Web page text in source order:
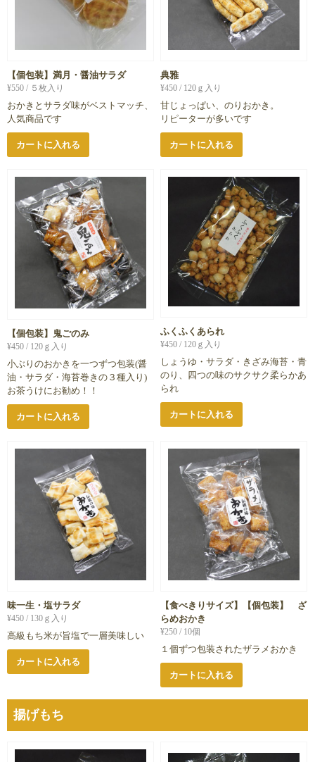
【個包装】満月・醤油サラダ
¥550 / ５枚入り
おかきとサラダ味がベストマッチ、
人気商品です
カートに入れる
典雅
¥450 / 120ｇ入り
甘じょっぱい、のりおかき。
リピーターが多いです
カートに入れる
【個包装】鬼ごのみ
¥450 / 120ｇ入り
小ぶりのおかきを一つずつ包装(醤
油・サラダ・海苔巻きの３種入り)
お茶うけにお勧め！！
カートに入れる
ふくふくあられ
¥450 / 120ｇ入り
しょうゆ・サラダ・きざみ海苔・青
のり、四つの味のサクサク柔らかあ
られ
カートに入れる
味一生・塩サラダ
¥450 / 130ｇ入り
高級もち米が旨塩で一層美味しい
カートに入れる
【食べきりサイズ】【個包装】 ざ
らめおかき
¥250 / 10個
１個ずつ包装されたザラメおかき
カートに入れる
揚げもち